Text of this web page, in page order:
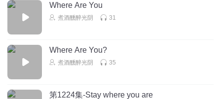
Where Are You
煮酒醺醉光阴 31
Where Are You?
煮酒醺醉光阴 35
第1224集-Stay where you are